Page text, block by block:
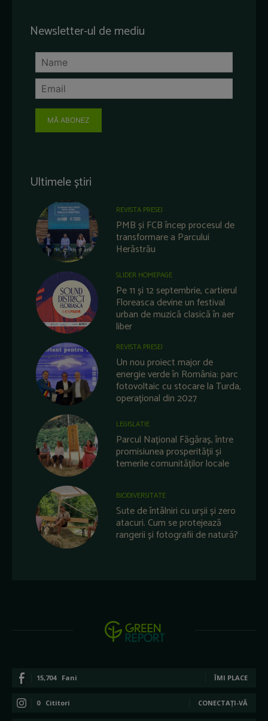
Newsletter-ul de mediu
MĂ ABONEZ
Ultimele știri
REVISTA PRESEI
PMB și FCB încep procesul de
transformare a Parcului
Herăstrău
SLIDER HOMEPAGE
Pe 11 și 12 septembrie, cartierul
Floreasca devine un festival
urban de muzică clasică în aer
liber
REVISTA PRESEI
Un nou proiect major de
energie verde în România: parc
fotovoltaic cu stocare la Turda,
operațional din 2027
LEGISLATIE
Parcul Național Făgăraș, între
promisiunea prosperității și
temerile comunităților locale
BIODIVERSITATE
Sute de întâlniri cu urșii și zero
atacuri. Cum se protejează
rangerii și fotografii de natură?
15,704 Fani ÎMI PLACE
0 Cititori CONECTAȚI-VĂ